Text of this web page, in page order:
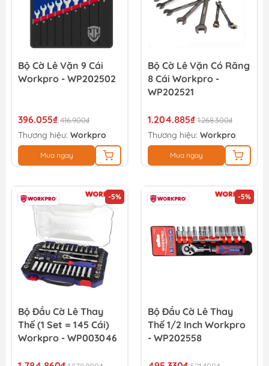
Bộ Cờ Lê Vặn 9 Cái
Workpro - WP202502
396.055₫ 416.900₫
Thương hiệu: Workpro
Mua ngay
Bộ Cờ Lê Vặn Có Răng
8 Cái Workpro -
WP202521
1.204.885₫ 1.268.300₫
Thương hiệu: Workpro
Mua ngay
-5%
Bộ Đầu Cờ Lê Thay
Thế (1 Set = 145 Cái)
Workpro - WP003046
-5%
Bộ Đầu Cờ Lê Thay
Thế 1/2 Inch Workpro
- WP202558